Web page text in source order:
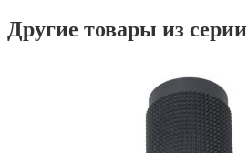
Другие товары из серии